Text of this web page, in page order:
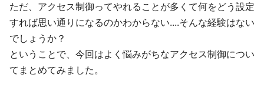
ただ、アクセス制御ってやれることが多くて何をどう設定
すれば思い通りになるのかわからない....そんな経験はない
でしょうか？
ということで、今回はよく悩みがちなアクセス制御につい
てまとめてみました。